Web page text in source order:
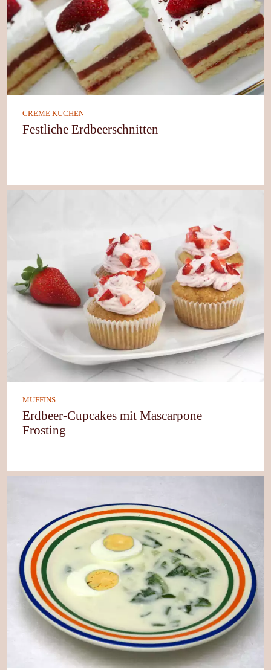
CREME KUCHEN
Festliche Erdbeerschnitten
MUFFINS
Erdbeer-Cupcakes mit Mascarpone
Frosting